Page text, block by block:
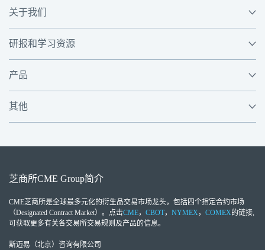
关于我们
研报和学习资源
产品
其他
芝商所CME Group简介
CME芝商所是全球最多元化的衍生品交易市场龙头，包括四个指定合约市场
（Designated Contract Market）。点击CME， CBOT， NYMEX， COMEX的链接,
可获取更多有关各交易所交易规则及产品的信息。
斯迈易（北京）咨询有限公司